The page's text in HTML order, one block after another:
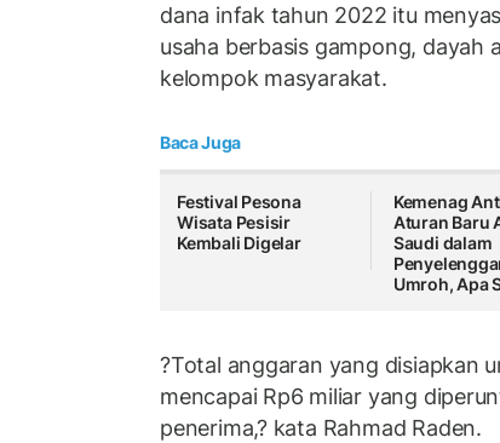
dana infak tahun 2022 itu
usaha berbasis gampong, dayah
kelompok masyarakat.
Baca Juga
Festival Pesona
Wisata Pesisir
Kembali Digelar
Kemenag
Aturan Baru
Saudi dalam
Umroh, Apa
?Total anggaran yang disiapkan
mencapai Rp6 miliar yang
penerima,? kata Rahmad Raden.